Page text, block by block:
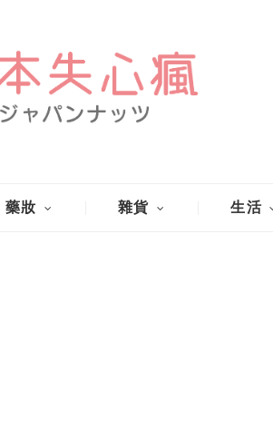
藥妝 雜貨 生活